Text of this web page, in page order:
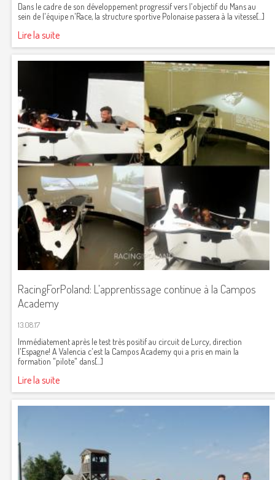
Dans le cadre de son développement progressif vers l'objectif du Mans au
sein de l'équipe n'Race, la structure sportive Polonaise passera à la vitesse[...]
Lire la suite
RacingForPoland: L'apprentissage continue à la Campos
Academy
13.08.17
Immédiatement après le test très positif au circuit de Lurcy, direction
l'Espagne! A Valencia c'est la Campos Academy qui a pris en main la
formation "pilote" dans[...]
Lire la suite